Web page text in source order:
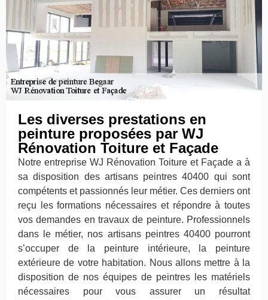
Les diverses prestations en
peinture proposées par WJ
Rénovation Toiture et Façade
Notre entreprise WJ Rénovation Toiture et Façade a à
sa disposition des artisans peintres 40400 qui sont
compétents et passionnés leur métier. Ces derniers ont
reçu les formations nécessaires et répondre à toutes
vos demandes en travaux de peinture. Professionnels
dans le métier, nos artisans peintres 40400 pourront
s’occuper de la peinture intérieure, la peinture
extérieure de votre habitation. Nous allons mettre à la
disposition de nos équipes de peintres les matériels
nécessaires pour vous assurer un résultat